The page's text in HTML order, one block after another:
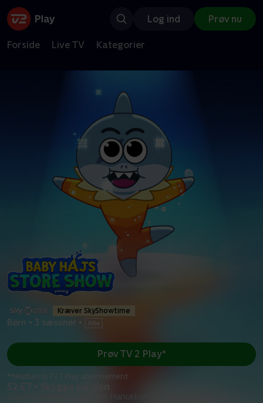
Log ind Prøv nu
Forside Live TV Kategorier
Kræver SkyShowtime
Børn • 3 sæsoner
S2:E7 • Skygge på isen
Chucks fortæller Baby om Hanukkah, og Goldie finder en
Prøv TV 2 Play*
*tilkøbes til TV 2 Play abonnement